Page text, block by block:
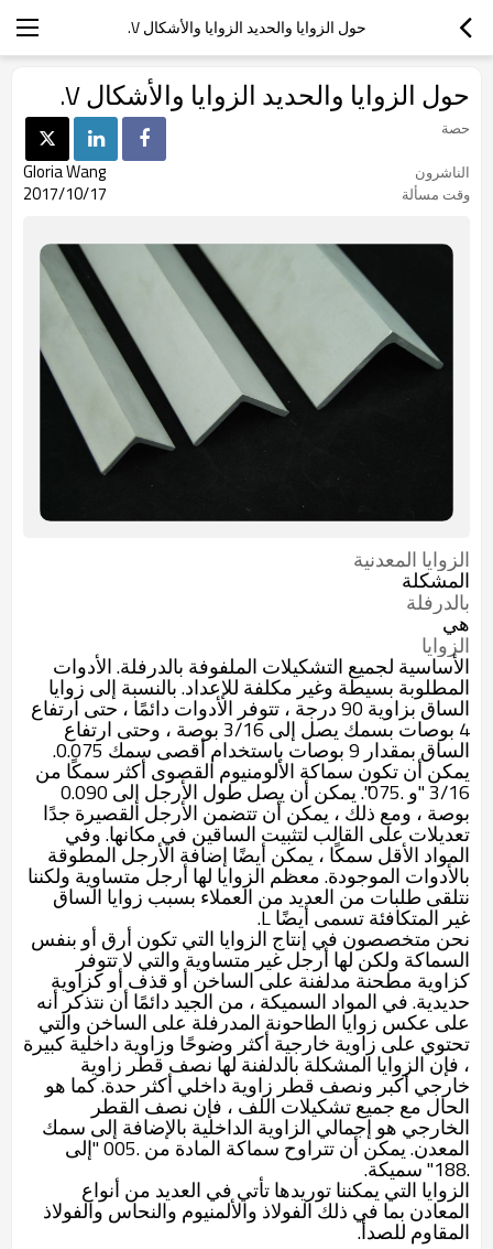
حول الزوايا والحديد الزوايا والأشكال V.
حول الزوايا والحديد الزوايا والأشكال V.
حصة
الناشرون
Gloria Wang
وقت مسألة 2017/10/17
الزوايا المعدنية
المشكلة
بالدرفلة
هي
الزوايا
الأساسية لجميع التشكيلات الملفوفة بالدرفلة. الأدوات
المطلوبة بسيطة وغير مكلفة للإعداد. بالنسبة إلى زوايا
الساق بزاوية 90 درجة ، تتوفر الأدوات دائمًا ، حتى ارتفاع
4 بوصات بسمك يصل إلى 3/16 بوصة ، وحتى ارتفاع
الساق بمقدار 9 بوصات باستخدام أقصى سمك 0.075.
يمكن أن تكون سماكة الألومنيوم القصوى أكثر سمكًا من
3/16 "و .075". يمكن أن يصل طول الأرجل إلى 0.090
بوصة ، ومع ذلك ، يمكن أن تتضمن الأرجل القصيرة جدًا
تعديلات على القالب لتثبيت الساقين في مكانها. وفي
المواد الأقل سمكًا ، يمكن أيضًا إضافة الأرجل المطوقة
بالأدوات الموجودة. معظم الزوايا لها أرجل متساوية ولكننا
نتلقى طلبات من العديد من العملاء بسبب زوايا الساق
غير المتكافئة تسمى أيضًا L.
نحن متخصصون في إنتاج الزوايا التي تكون أرق أو بنفس
السماكة ولكن لها أرجل غير متساوية والتي لا تتوفر
كزاوية مطحنة مدلفنة على الساخن أو قذف أو كزاوية
حديدية. في المواد السميكة ، من الجيد دائمًا أن نتذكر أنه
على عكس زوايا الطاحونة المدرفلة على الساخن والتي
تحتوي على زاوية خارجية أكثر وضوحًا وزاوية داخلية كبيرة
، فإن الزوايا المشكلة بالدلفنة لها نصف قطر زاوية
خارجي أكبر ونصف قطر زاوية داخلي أكثر حدة. كما هو
الحال مع جميع تشكيلات اللف ، فإن نصف القطر
الخارجي هو إجمالي الزاوية الداخلية بالإضافة إلى سمك
المعدن. يمكن أن تتراوح سماكة المادة من .005 "إلى
.188" سميكة.
الزوايا التي يمكننا توريدها تأتي في العديد من أنواع
المعادن بما في ذلك الفولاذ والألمنيوم والنحاس والفولاذ
المقاوم للصدأ.